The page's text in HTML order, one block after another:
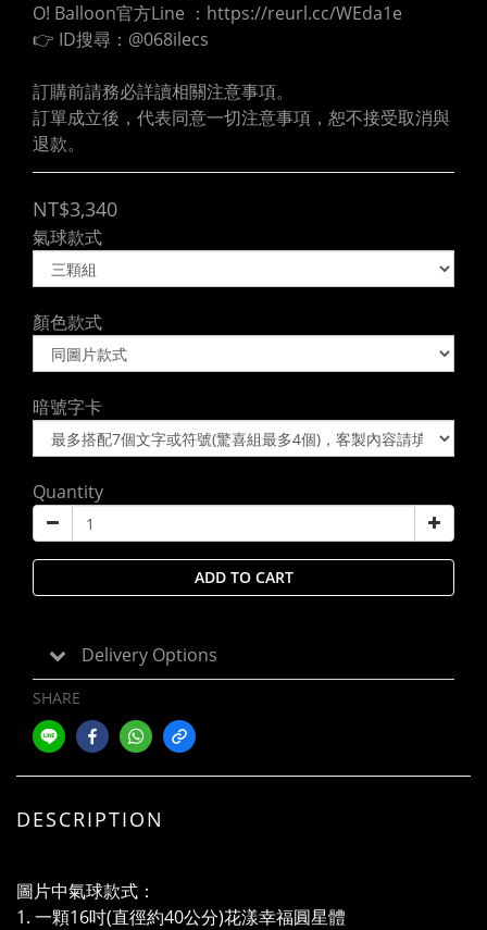
O! Balloon官方Line ：https://reurl.cc/WEda1e
👉 ID搜尋：@068ilecs
訂購前請務必詳讀相關注意事項。
訂單成立後，代表同意一切注意事項，恕不接受取消與
退款。
NT$3,340
氣球款式
顏色款式
暗號字卡
Quantity
ADD TO CART
Delivery Options
SHARE
DESCRIPTION
圖片中氣球款式：
1. 一顆16吋(直徑約40公分)花漾幸福圓星體